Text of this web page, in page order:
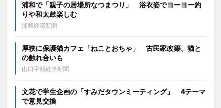
浦和で「親子の居場所なつまつり」 浴衣姿でヨーヨー釣
りや和太鼓楽しむ
浦和経済新聞
厚狭に保護猫カフェ「ねことおちゃ」 古民家改築、猫と
の触れ合いも
山口宇部経済新聞
文花で学生企画の「すみだタウンミーティング」 4テーマ
で意見交換